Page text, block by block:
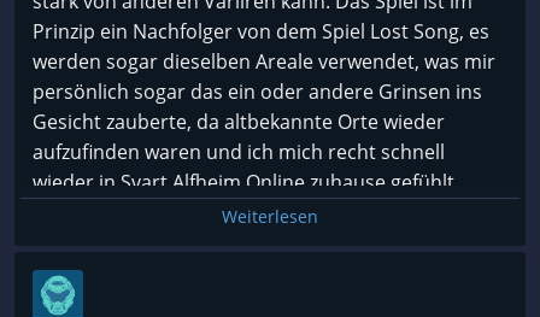
Prinzip ein Nachfolger von dem Spiel Lost Song, es
werden sogar dieselben Areale verwendet, was mir
persönlich sogar das ein oder andere Grinsen ins
Gesicht zauberte, da altbekannte Orte wieder
aufzufinden waren und ich mich recht schnell
wieder in Svart Alfheim Online zuhause gefühlt
habe. Wer allerdings ein komplett neues Spiel
erwartet wird enttäuscht. Die Grafik hat sich nicht
verbessert, das Gameplay ist soweit dasselbe und
selbst mit Controller ist die Steuerung etwas
Weiterlesen